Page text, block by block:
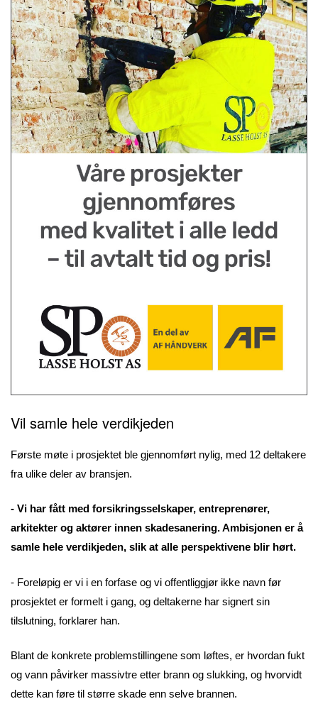
Vil samle hele verdikjeden
Første møte i prosjektet ble gjennomført nylig, med 12 deltakere
fra ulike deler av bransjen.
- Vi har fått med forsikringsselskaper, entreprenører,
arkitekter og aktører innen skadesanering. Ambisjonen er å
samle hele verdikjeden, slik at alle perspektivene blir hørt.
- Foreløpig er vi i en forfase og vi offentliggjør ikke navn før
prosjektet er formelt i gang, og deltakerne har signert sin
tilslutning, forklarer han.
Blant de konkrete problemstillingene som løftes, er hvordan fukt
og vann påvirker massivtre etter brann og slukking, og hvorvidt
dette kan føre til større skade enn selve brannen.